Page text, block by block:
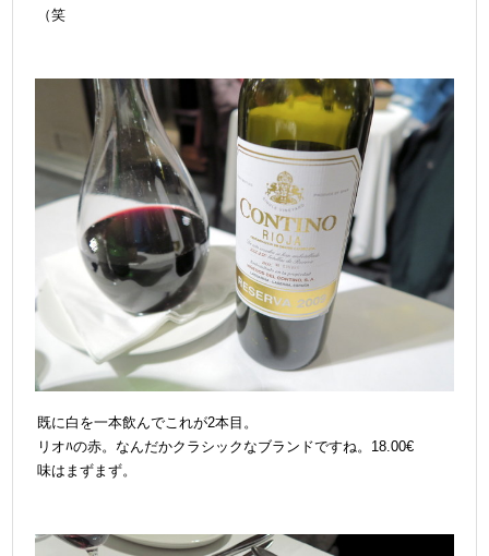
（笑
既に白を一本飲んでこれが2本目。
リオﾊの赤。なんだかクラシックなブランドですね。18.00€
味はまずまず。